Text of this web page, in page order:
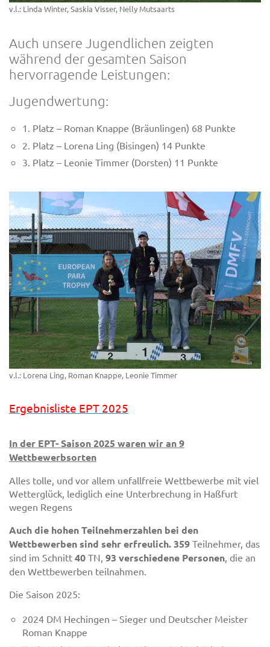
v.l.: Linda Winter, Saskia Visser, Nelly Mutsaarts
Auch unsere Jugendlichen zeigten
während der gesamten Saison
hervorragende Leistungen:
Jugendwertung:
1. Platz – Roman Knappe (Bräunlingen) 68 Punkte
2. Platz – Lorena Ling (Bisingen) 14 Punkte
3. Platz – Leonie Timmer (Dorsten) 11 Punkte
v.l.: Lorena Ling, Roman Knappe, Leonie Timmer
Ergebnisliste EPT 2025
In der EPT- Saison 2025 waren wir an 9
Wettbewerbsorten
Alles tolle, und vor allem unfallfreie Wettbewerbe mit viel
Wetterglück, lediglich eine Unterbrechung in Haßfurt
wegen Regens
Auch die hohen Teilnehmerzahlen bei den
Wettbewerben sind sehr erfreulich. 359 Teilnehmer, das
sind im Schnitt 40 TN, 93 verschiedene Personen, die an
den Wettbewerben teilnahmen.
Die Saison 2025:
2024 DM Hechingen – Sieger und Deutscher Meister
Roman Knappe